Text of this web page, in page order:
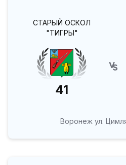
СТАРЫЙ ОСКОЛ
"ТИГРЫ"
41
Воронеж ул.